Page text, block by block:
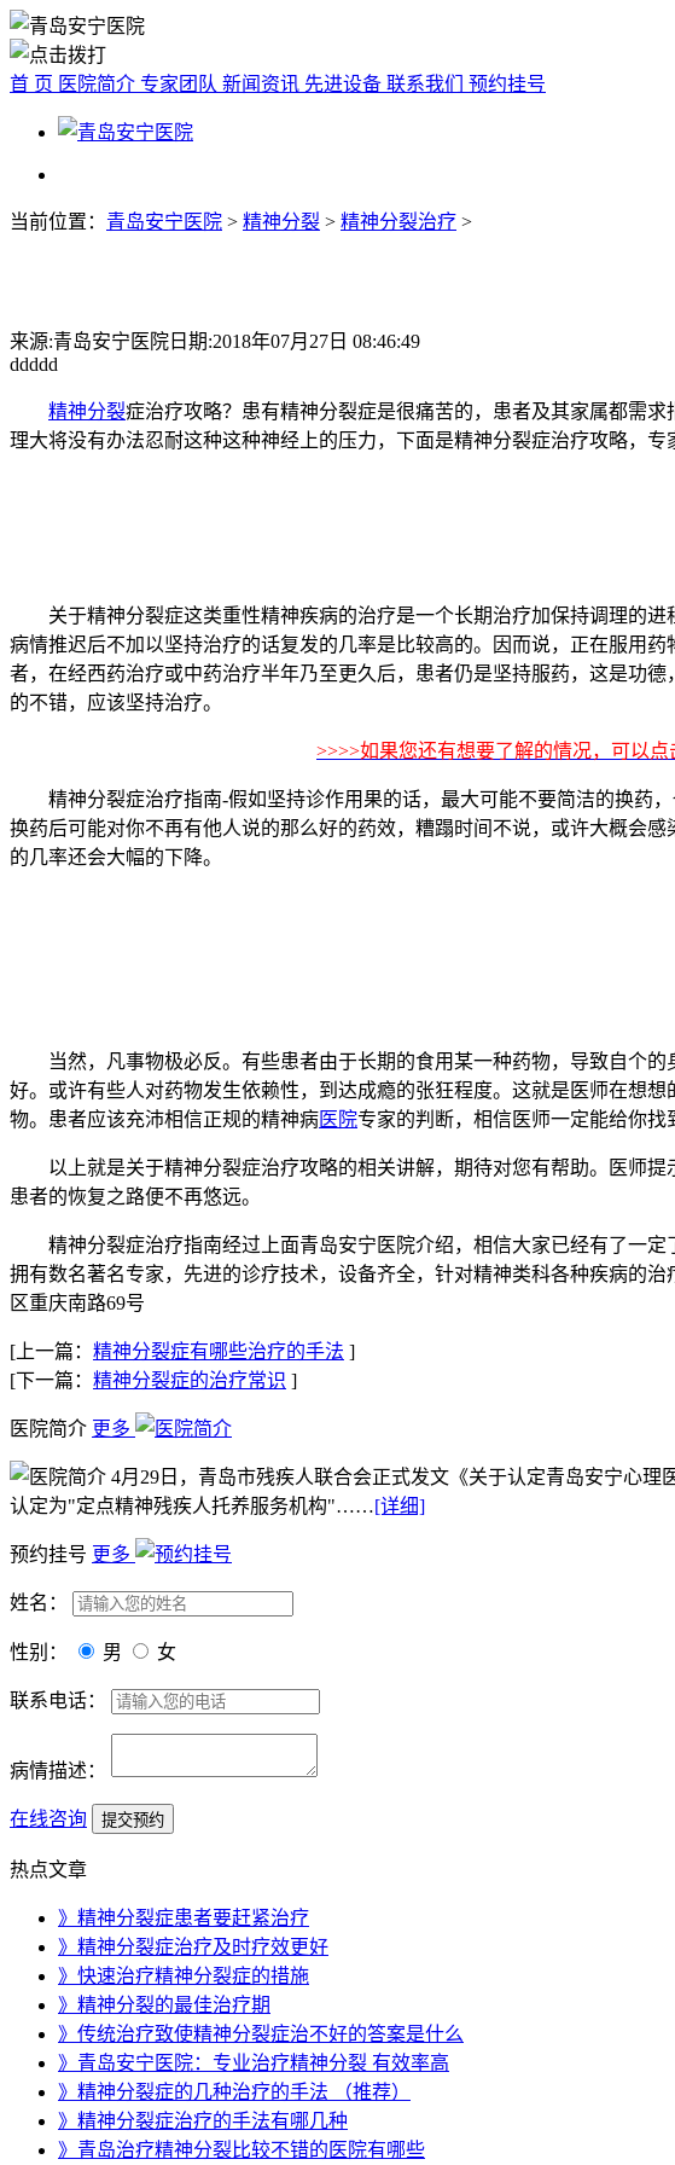
首 页 医院简介 专家团队 新闻资讯 先进设备 联系我们 预约挂号
当前位置： 青岛安宁医院 > 精神分裂 > 精神分裂治疗 >
来源:青岛安宁医院 日期:2018年07月27日 08:46:49
ddddd
精神分裂症治疗攻略？患有精神分裂症是很痛苦的，患者及其家属都需
理大将没有办法忍耐这种这种神经上的压力，下面是精神分裂症治疗攻略，专
关于精神分裂症这类重性精神疾病的治疗是一个长期治疗加保持调理的进
病情推迟后不加以坚持治疗的话复发的几率是比较高的。因而说，正在服用
者，在经西药治疗或中药治疗半年乃至更久后，患者仍是坚持服药，这是功
的不错，应该坚持治疗。
>>>>如果您还有想要了解的情况，可以
精神分裂症治疗指南-假如坚持诊作用果的话，最大可能不要简洁的换药，
换药后可能对你不再有他人说的那么好的药效，糟蹋时间不说，或许大概会
的几率还会大幅的下降。
当然，凡事物极必反。有些患者由于长期的食用某一种药物，导致自个的
好。或许有些人对药物发生依赖性，到达成瘾的张狂程度。这就是医师在想
物。患者应该充沛相信正规的精神病医院专家的判断，相信医师一定能给你找
以上就是关于精神分裂症治疗攻略的相关讲解，期待对您有帮助。医师提
患者的恢复之路便不再悠远。
精神分裂症治疗指南经过上面青岛安宁医院介绍，相信大家已经有了一定
拥有数名著名专家，先进的诊疗技术，设备齐全，针对精神类科各种疾病的
区重庆南路69号
[上一篇： 精神分裂症有哪些治疗的手法 ]
[下一篇： 精神分裂症的治疗常识 ]
医院简介 更多
4月29日，青岛市残疾人联合会正式发文《关于认定青岛安宁心
认定为"定点精神残疾人托养服务机构"……[详细]
预约挂号 更多
姓名：
性别： 男 女
联系电话：
病情描述：
在线咨询
热点文章
》精神分裂症患者要赶紧治疗
》精神分裂症治疗及时疗效更好
》快速治疗精神分裂症的措施
》精神分裂的最佳治疗期
》传统治疗致使精神分裂症治不好的答案是什么
》青岛安宁医院：专业治疗精神分裂 有效率高
》精神分裂症的几种治疗的手法 （推荐）
》精神分裂症治疗的手法有哪几种
》青岛治疗精神分裂比较不错的医院有哪些